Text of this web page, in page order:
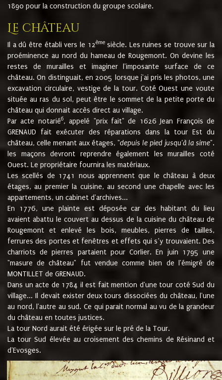
1890 pour la construction du groupe scolaire.
Le château
Il a dû être établi vers le 12èmesiècle. Les ruines se trouve sur la
proéminence au nord du hameau de Rougemont. On devine les
restes de murailles et imaginer l'imposante surface de ce
château. On distinguait, en 2005 lorsque j'ai pris les photos, une
excavation circulaire, vestige de la tour. Coté Ouest une voute
située au ras du sol, peut être le sommet de la petite porte du
château qui donnait accès direct au village.
Par acte notarié6, appelé "prix fait" de 1626 Jean François de
GRENAUD fait exécuter des réparations dans la tour Est du
château, celle menant aux étages, "depuis le pied jusqu'à la sime".
les maçons devront reprendre également les murailles coté
Ouest. Le propriétaire fournira les matériaux.
Les scellés de 1741 nous apprennent que le château à deux
étages, au premier la cuisine, au second une chapelle avec les
appartements, un cabinet d'archives...
En 1776, une plainte est déposée car des habitant du lieu
avaient abattu le couvert au dessus de la cuisine du château de
Rougemont et enlevé les bois, meubles, pierres de tailles,
ferrures des portes et fenêtres et effets qui s’y trouvaient. Des
charriots de pierres partaient pour Corlier. En juin 1795 une
"masure de château" fut vendue comme bien de l'émigré de
MONTILLET de GRENAUD.
Dans un acte de 1784 il est fait mention d'une tour coté Sud du
village... Il devait exister deux tours dissociées du château, l'une
au nord, l'autre au sud. Ce qui parait normal au vu de la grandeur
du château en toutes justices.
La tour Nord aurait été érigée sur le pré de la Tour.
La tour Sud élevée au croisement des chemins de Résinand et
d'Evosges.